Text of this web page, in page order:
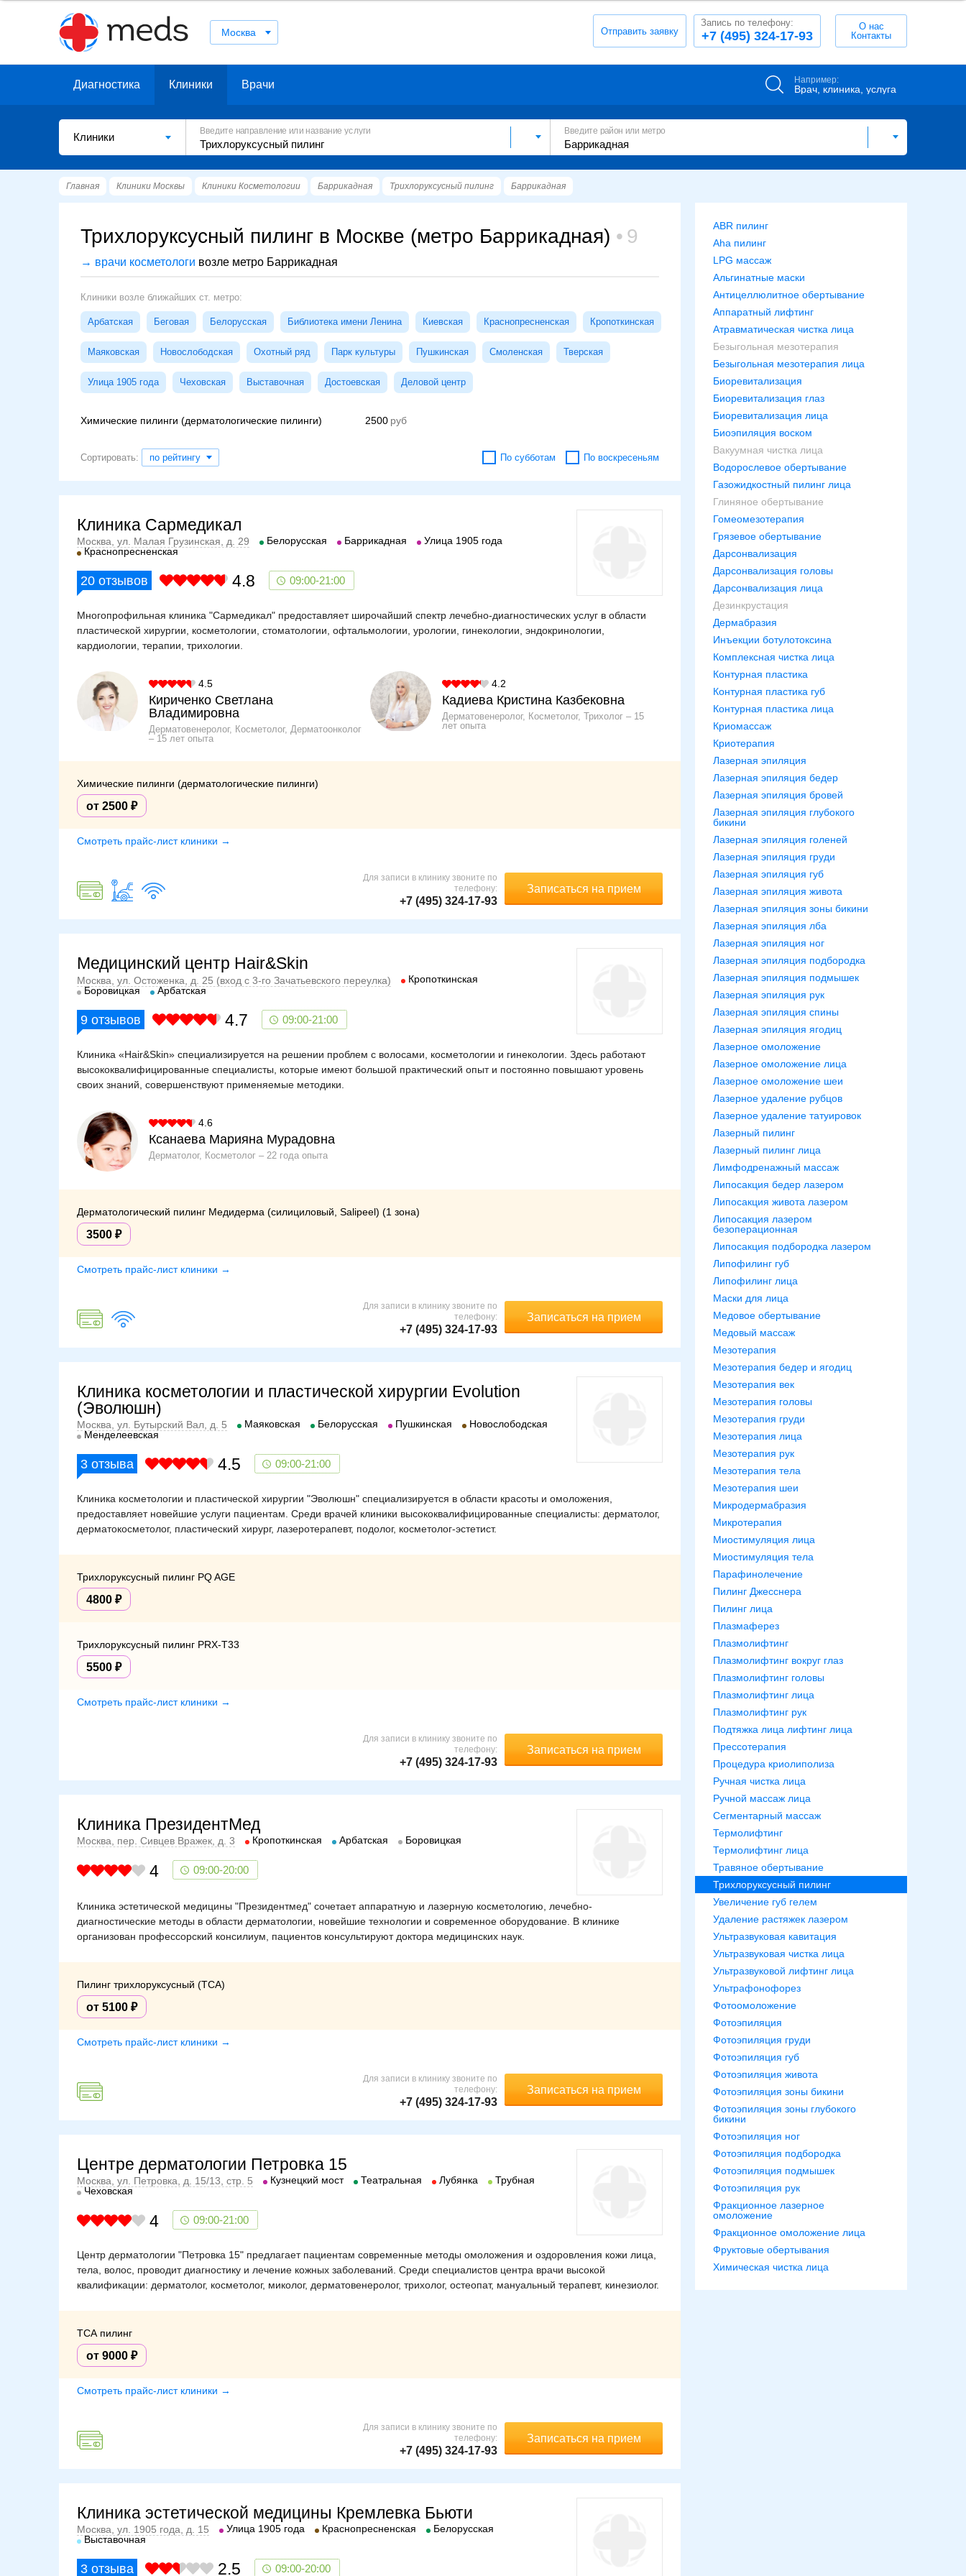
Москва Отправить заявку +7 (495) 324-17-93
Запись по телефону:
О нас
Контакты
Диагностика Клиники Врачи Например:
Врач, клиника, услуга
Клиники
Введите направление или название услуги Введите район или метро
Главная Клиники Москвы Клиники Косметологии Баррикадная Трихлоруксусный пилинг Баррикадная
Трихлоруксусный пилинг в Москве (метро Баррикадная) 9
→ врачи косметологи возле метро Баррикадная
Клиники возле ближайших ст. метро:
Арбатская Беговая Белорусская Библиотека имени Ленина Киевская Краснопресненская Кропоткинская
Маяковская Новослободская Охотный ряд Парк культуры Пушкинская Смоленская Тверская
Улица 1905 года Чеховская Выставочная Достоевская Деловой центр
Химические пилинги (дерматологические пилинги) 2500
Сортировать: по рейтингу По субботам По воскресеньям
Клиника Сармедикал
Москва, ул. Малая Грузинская, д. 29 Белорусская Баррикадная
Улица 1905 года
Краснопресненская
20 отзывов 4.8 09:00-21:00
Многопрофильная клиника "Сармедикал" предоставляет широчайший спектр лечебно-диагностических услуг в области
пластической хирургии, косметологии, стоматологии, офтальмологии, урологии, гинекологии, эндокринологии,
кардиологии, терапии, трихологии.
4.5
Кириченко Светлана
Владимировна
Дерматовенеролог, Косметолог, Дерматоонколог
15 лет опыта
4.2
Кадиева Кристина Казбековна
Дерматовенеролог, Косметолог, Трихолог
15
лет опыта
Химические пилинги (дерматологические пилинги)
от 2500
Смотреть прайс-лист клиники →
Записаться на прием
Для записи в клинику звоните по
телефону:
+7 (495) 324-17-93
Медицинский центр Hair&Skin
Москва, ул. Остоженка, д. 25 (вход с 3-го Зачатьевского переулка)
Кропоткинская
Боровицкая
Арбатская
9 отзывов 4.7 09:00-21:00
Клиника «Hair&Skin» специализируется на решении проблем с волосами, косметологии и гинекологии. Здесь работают
высококвалифицированные специалисты, которые имеют большой практический опыт и постоянно повышают уровень
своих знаний, совершенствуют применяемые методики.
4.6
Ксанаева Марияна Мурадовна
Дерматолог, Косметолог 22 года опыта
Дерматологический пилинг Медидерма (силициловый, Salipeel) (1 зона)
3500
Смотреть прайс-лист клиники →
Записаться на прием
Для записи в клинику звоните по
телефону:
+7 (495) 324-17-93
Клиника косметологии и пластической хирургии Evolution
(Эволюшн)
Москва, ул. Бутырский Вал, д. 5 Маяковская Белорусская Пушкинская
Новослободская
Менделеевская
3 отзыва 4.5 09:00-21:00
Клиника косметологии и пластической хирургии "Эволюшн" специализируется в области красоты и омоложения,
предоставляет новейшие услуги пациентам. Среди врачей клиники высококвалифицированные специалисты: дерматолог,
дерматокосметолог, пластический хирург, лазеротерапевт, подолог, косметолог-эстетист.
Трихлоруксусный пилинг PQ AGE
4800
Трихлоруксусный пилинг PRX-T33
5500
Смотреть прайс-лист клиники →
Записаться на прием
Для записи в клинику звоните по
телефону:
+7 (495) 324-17-93
Клиника ПрезидентМед
Москва, пер. Сивцев Вражек, д. 3 Кропоткинская Арбатская Боровицкая
4 09:00-20:00
Клиника эстетической медицины "Президентмед" сочетает аппаратную и лазерную косметологию, лечебно-
диагностические методы в области дерматологии, новейшие технологии и современное оборудование. В клинике
организован профессорский консилиум, пациентов консультируют доктора медицинских наук.
Пилинг трихлоруксусный (TCA)
от 5100
Смотреть прайс-лист клиники →
Записаться на прием
Для записи в клинику звоните по
телефону:
+7 (495) 324-17-93
Центре дерматологии Петровка 15
Москва, ул. Петровка, д. 15/13, стр. 5 Кузнецкий мост Театральная Лубянка
Трубная
Чеховская
4 09:00-21:00
Центр дерматологии "Петровка 15" предлагает пациентам современные методы омоложения и оздоровления кожи лица,
тела, волос, проводит диагностику и лечение кожных заболеваний. Среди специалистов центра врачи высокой
квалификации: дерматолог, косметолог, миколог, дерматовенеролог, трихолог, остеопат, мануальный терапевт, кинезиолог.
ТСА пилинг
от 9000
Смотреть прайс-лист клиники →
Записаться на прием
Для записи в клинику звоните по
телефону:
+7 (495) 324-17-93
Клиника эстетической медицины Кремлевка Бьюти
Москва, ул. 1905 года, д. 15 Улица 1905 года Краснопресненская
Белорусская
Выставочная
3 отзыва 2.5 09:00-20:00
ABR пилинг
Aha пилинг
LPG массаж
Альгинатные маски
Антицеллюлитное обертывание
Аппаратный лифтинг
Атравматическая чистка лица
Безыгольная мезотерапия
Безыгольная мезотерапия лица
Биоревитализация
Биоревитализация глаз
Биоревитализация лица
Биоэпиляция воском
Вакуумная чистка лица
Водорослевое обертывание
Газожидкостный пилинг лица
Глиняное обертывание
Гомеомезотерапия
Грязевое обертывание
Дарсонвализация
Дарсонвализация головы
Дарсонвализация лица
Дезинкрустация
Дермабразия
Инъекции ботулотоксина
Комплексная чистка лица
Контурная пластика
Контурная пластика губ
Контурная пластика лица
Криомассаж
Криотерапия
Лазерная эпиляция
Лазерная эпиляция бедер
Лазерная эпиляция бровей
Лазерная эпиляция глубокого
бикини
Лазерная эпиляция голеней
Лазерная эпиляция груди
Лазерная эпиляция губ
Лазерная эпиляция живота
Лазерная эпиляция зоны бикини
Лазерная эпиляция лба
Лазерная эпиляция ног
Лазерная эпиляция подбородка
Лазерная эпиляция подмышек
Лазерная эпиляция рук
Лазерная эпиляция спины
Лазерная эпиляция ягодиц
Лазерное омоложение
Лазерное омоложение лица
Лазерное омоложение шеи
Лазерное удаление рубцов
Лазерное удаление татуировок
Лазерный пилинг
Лазерный пилинг лица
Лимфодренажный массаж
Липосакция бедер лазером
Липосакция живота лазером
Липосакция лазером
безоперационная
Липосакция подбородка лазером
Липофилинг губ
Липофилинг лица
Маски для лица
Медовое обертывание
Медовый массаж
Мезотерапия
Мезотерапия бедер и ягодиц
Мезотерапия век
Мезотерапия головы
Мезотерапия груди
Мезотерапия лица
Мезотерапия рук
Мезотерапия тела
Мезотерапия шеи
Микродермабразия
Микротерапия
Миостимуляция лица
Миостимуляция тела
Парафинолечение
Пилинг Джесснера
Пилинг лица
Плазмаферез
Плазмолифтинг
Плазмолифтинг вокруг глаз
Плазмолифтинг головы
Плазмолифтинг лица
Плазмолифтинг рук
Подтяжка лица лифтинг лица
Прессотерапия
Процедура криолиполиза
Ручная чистка лица
Ручной массаж лица
Сегментарный массаж
Термолифтинг
Термолифтинг лица
Травяное обертывание
Трихлоруксусный пилинг
Увеличение губ гелем
Удаление растяжек лазером
Ультразвуковая кавитация
Ультразвуковая чистка лица
Ультразвуковой лифтинг лица
Ультрафонофорез
Фотоомоложение
Фотоэпиляция
Фотоэпиляция груди
Фотоэпиляция губ
Фотоэпиляция живота
Фотоэпиляция зоны бикини
Фотоэпиляция зоны глубокого
бикини
Фотоэпиляция ног
Фотоэпиляция подбородка
Фотоэпиляция подмышек
Фотоэпиляция рук
Фракционное лазерное
омоложение
Фракционное омоложение лица
Фруктовые обертывания
Химическая чистка лица